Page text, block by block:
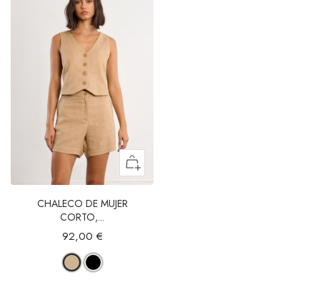
CHALECO DE MUJER
CORTO,...
92,00 €